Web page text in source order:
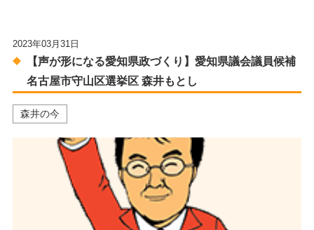
プロフィール
森井の提案
県政レポート
2023年03月31日
【声が形になる愛知県政づくり】愛知県議会議員候補
名古屋市守山区選挙区 森井もとし
森井の今